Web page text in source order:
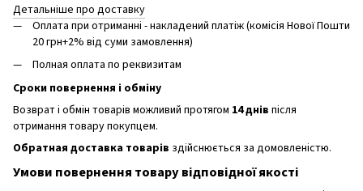
Детальніше про доставку
Оплата при отриманні - накладений платіж (комісія Нової Пошти
20 грн+2% від суми замовлення)
Полная оплата по реквизитам
Сроки повернення і обміну
Возврат і обмін товарів можливий протягом 14 днів після
отримання товару покупцем.
Обратная доставка товарів здійснюється за домовленістю.
Умови повернення товару відповідної якості